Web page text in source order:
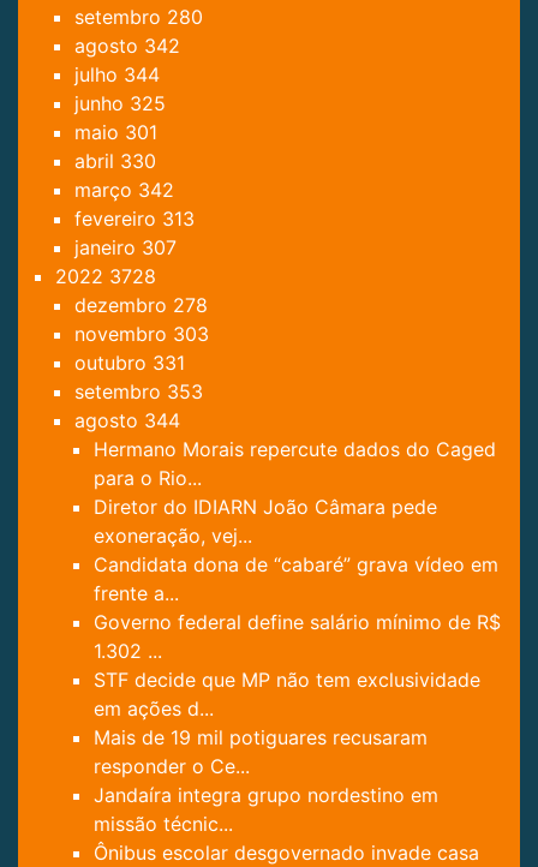
setembro 280
agosto 342
julho 344
junho 325
maio 301
abril 330
março 342
fevereiro 313
janeiro 307
2022 3728
dezembro 278
novembro 303
outubro 331
setembro 353
agosto 344
Hermano Morais repercute dados do Caged
para o Rio...
Diretor do IDIARN João Câmara pede
exoneração, vej...
Candidata dona de “cabaré” grava vídeo em
frente a...
Governo federal define salário mínimo de R$
1.302 ...
STF decide que MP não tem exclusividade
em ações d...
Mais de 19 mil potiguares recusaram
responder o Ce...
Jandaíra integra grupo nordestino em
missão técnic...
Ônibus escolar desgovernado invade casa